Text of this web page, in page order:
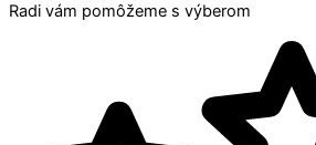
Radi vám pomôžeme s výberom